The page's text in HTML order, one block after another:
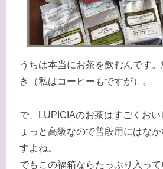
うちは本当にお茶を飲むんです
き（私はコーヒーもですが）。
で、LUPICIAのお茶はすごくお
ょっと高級なので普段用にはな
すよね。
でもこの福箱ならたっぷり入っ